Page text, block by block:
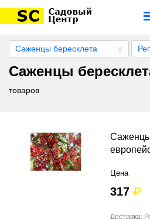
Саженцы бересклета
Саженцы
товаров
Саженцы
Цена
317
Доставка: